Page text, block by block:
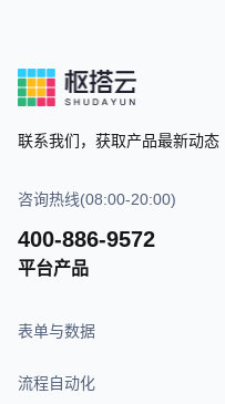
联系我们，获取产品最新动态
咨询热线(08:00-20:00)
400-886-9572
平台产品
表单与数据
流程自动化